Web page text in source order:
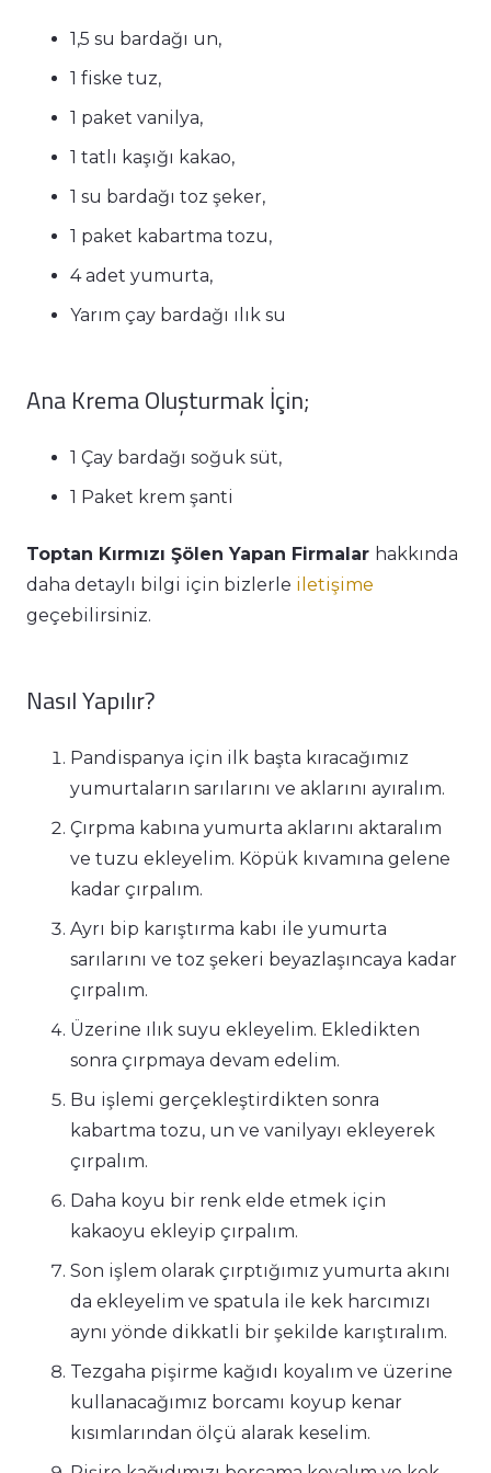
1,5 su bardağı un,
1 fiske tuz,
1 paket vanilya,
1 tatlı kaşığı kakao,
1 su bardağı toz şeker,
1 paket kabartma tozu,
4 adet yumurta,
Yarım çay bardağı ılık su
Ana Krema Oluşturmak İçin;
1 Çay bardağı soğuk süt,
1 Paket krem şanti
Toptan Kırmızı Şölen Yapan Firmalar hakkında
daha detaylı bilgi için bizlerle iletişime
geçebilirsiniz.
Nasıl Yapılır?
Pandispanya için ilk başta kıracağımız
yumurtaların sarılarını ve aklarını ayıralım.
Çırpma kabına yumurta aklarını aktaralım
ve tuzu ekleyelim. Köpük kıvamına gelene
kadar çırpalım.
Ayrı bip karıştırma kabı ile yumurta
sarılarını ve toz şekeri beyazlaşıncaya kadar
çırpalım.
Üzerine ılık suyu ekleyelim. Ekledikten
sonra çırpmaya devam edelim.
Bu işlemi gerçekleştirdikten sonra
kabartma tozu, un ve vanilyayı ekleyerek
çırpalım.
Daha koyu bir renk elde etmek için
kakaoyu ekleyip çırpalım.
Son işlem olarak çırptığımız yumurta akını
da ekleyelim ve spatula ile kek harcımızı
aynı yönde dikkatli bir şekilde karıştıralım.
Tezgaha pişirme kağıdı koyalım ve üzerine
kullanacağımız borcamı koyup kenar
kısımlarından ölçü alarak keselim.